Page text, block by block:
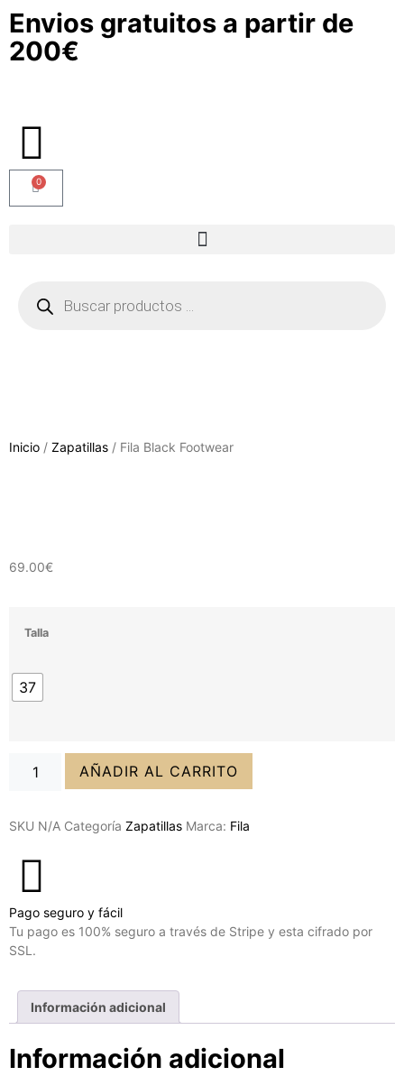
Envios gratuitos a partir de
200€
0
Inicio / Zapatillas / Fila Black Footwear
69.00€
Talla
37
AÑADIR AL CARRITO
SKU N/A Categoría Zapatillas Marca: Fila
Pago seguro y fácil
Tu pago es 100% seguro a través de Stripe y esta cifrado por
SSL.
Información adicional
Información adicional